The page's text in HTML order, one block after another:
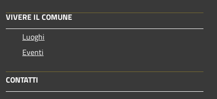
VIVERE IL COMUNE
Luoghi
Eventi
CONTATTI